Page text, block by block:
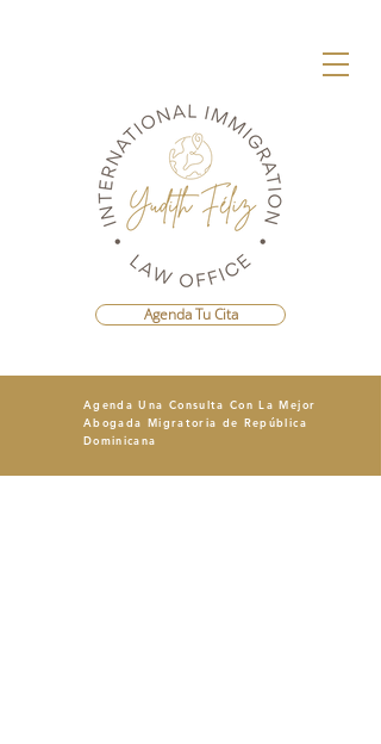
Agenda Tu Cita
Agenda Una Consulta Con La Mejor
Abogada Migratoria de República
Dominicana